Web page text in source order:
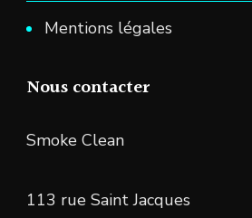
Mentions légales
Nous contacter
Smoke Clean
113 rue Saint Jacques